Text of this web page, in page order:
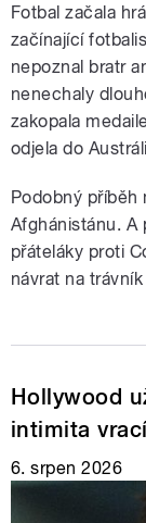
Fotbal začala
začínající
nepoznal bratr
nenechaly
zakopala
odjela do
Podobný příběh
Afghánistánu. A
přáteláky proti
návrat na
Hollywood
intimita
6. srpen 2026